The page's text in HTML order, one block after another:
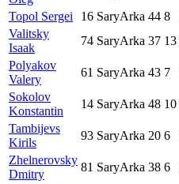
Topol Sergei
16 SaryArka 44 8
Valitsky
Isaak
74 SaryArka 37 13
Polyakov
Valery
61 SaryArka 43 7
Sokolov
Konstantin
14 SaryArka 48 10
Tambijevs
Kirils
93 SaryArka 20 6
Zhelnerovsky
Dmitry
81 SaryArka 38 6